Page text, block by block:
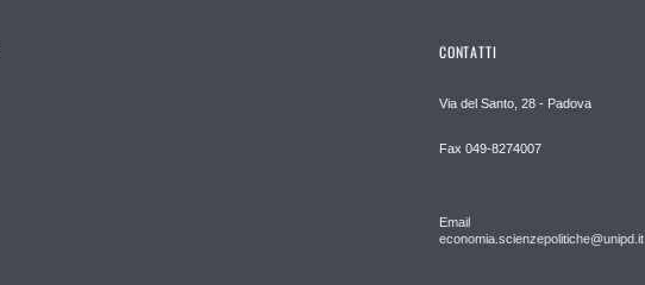
CONTATTI
Via del Santo, 28 - Padova
Fax 049-8274007
Email
economia.scienzepolitiche@unipd.it